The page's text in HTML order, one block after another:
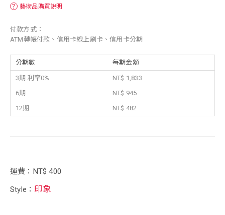
？ 藝術品購買說明
付款方式：
ATM轉帳付款、信用卡線上刷卡、信用卡分期
分期數 每期金額
3期 利率0%
NT$ 1,833
6期
NT$ 945
12期
NT$ 482
運費：NT$ 400
Style： 印象